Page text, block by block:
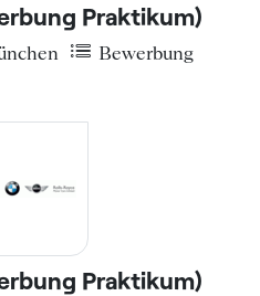
Praktikum)
Bewerbung
Praktikum)